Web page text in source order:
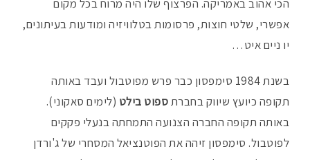
הכי אהוב באמריקה. הפרצוף שלו היה מרוח בכל מקום
אפשרי, שלטי חוצות, פרסומות בטלוויזיה ומודעות בעיתונים,
יו ניים איט…
בשנת 1984 סימפסון כבר פרש מפוטבול ועבד באותה
תקופה כיועץ שיווק בחברתספוט בילט (לימים סאקוני).
באותה תקופה החברה הצנועה התמחתה בנעלי פקקים
לפוטבול. סימפסון זיהה את הפוטנציאל המסחרי של ג'ורדן